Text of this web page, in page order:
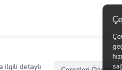
ilgili detaylı